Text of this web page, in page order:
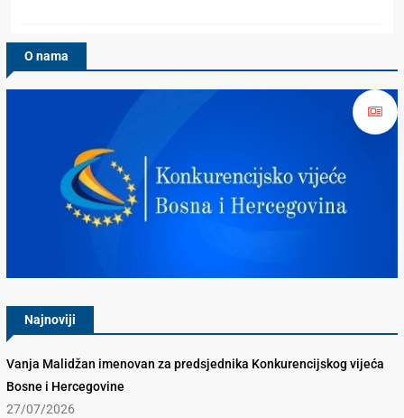
O nama
Najnoviji
Vanja Malidžan imenovan za predsjednika Konkurencijskog vijeća
Bosne i Hercegovine
27/07/2026